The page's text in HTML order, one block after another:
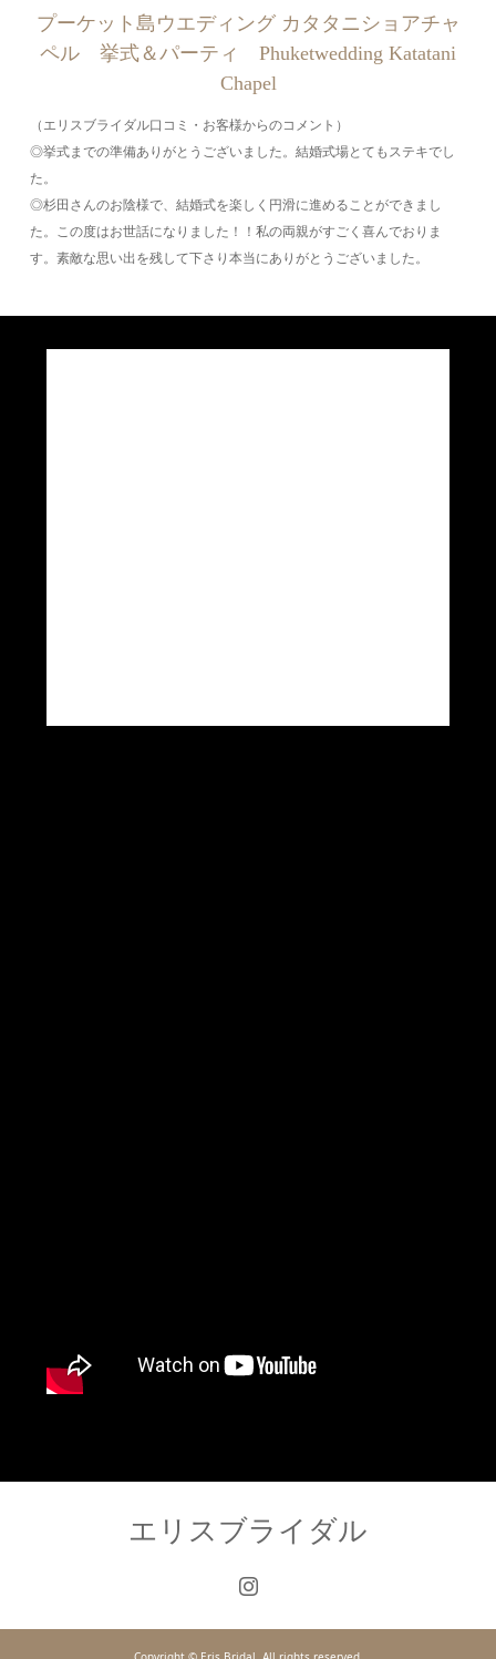
プーケット島ウエディング カタタニショアチャ
ペル 挙式＆パーティ Phuketwedding Katatani
Chapel
（エリスブライダル口コミ・お客様からのコメント）
◎挙式までの準備ありがとうございました。結婚式場とてもステキでし
た。
◎杉田さんのお陰様で、結婚式を楽しく円滑に進めることができまし
た。この度はお世話になりました！！私の両親がすごく喜んでおりま
す。素敵な思い出を残して下さり本当にありがとうございました。
エリスブライダル